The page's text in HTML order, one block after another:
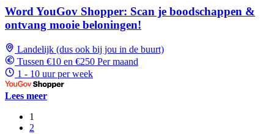
Word YouGov Shopper: Scan je boodschappen &
ontvang mooie beloningen!
Landelijk (dus ook bij jou in de buurt)
Tussen €10 en €250 Per maand
1 - 10 uur per week
Lees meer
1
2